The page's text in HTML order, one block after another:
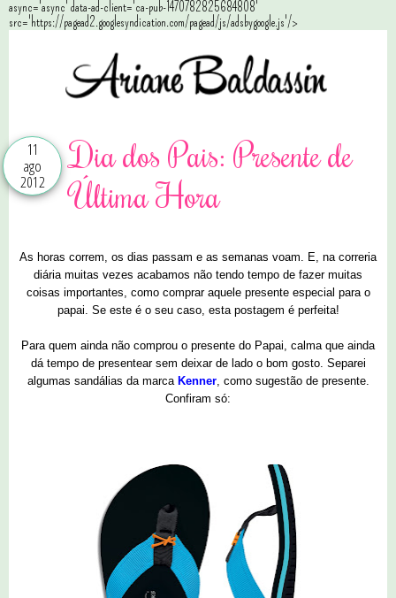
async='async' data-ad-client='ca-pub-1470782825684808'
src='https://pagead2.googlesyndication.com/pagead/js/adsbygoogle.js'/>
11
ago
2012
Dia dos Pais: Presente de
Última Hora
As horas correm, os dias passam e as semanas voam. E, na correria
diária muitas vezes acabamos não tendo tempo de fazer muitas
coisas importantes, como comprar aquele presente especial para o
papai. Se este é o seu caso, esta postagem é perfeita!
Para quem ainda não comprou o presente do Papai, calma que ainda
dá tempo de presentear sem deixar de lado o bom gosto. Separei
algumas sandálias da marca Kenner, como sugestão de presente.
Confiram só: